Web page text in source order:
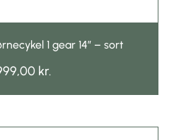
1 gear 14″ – sort
kr.